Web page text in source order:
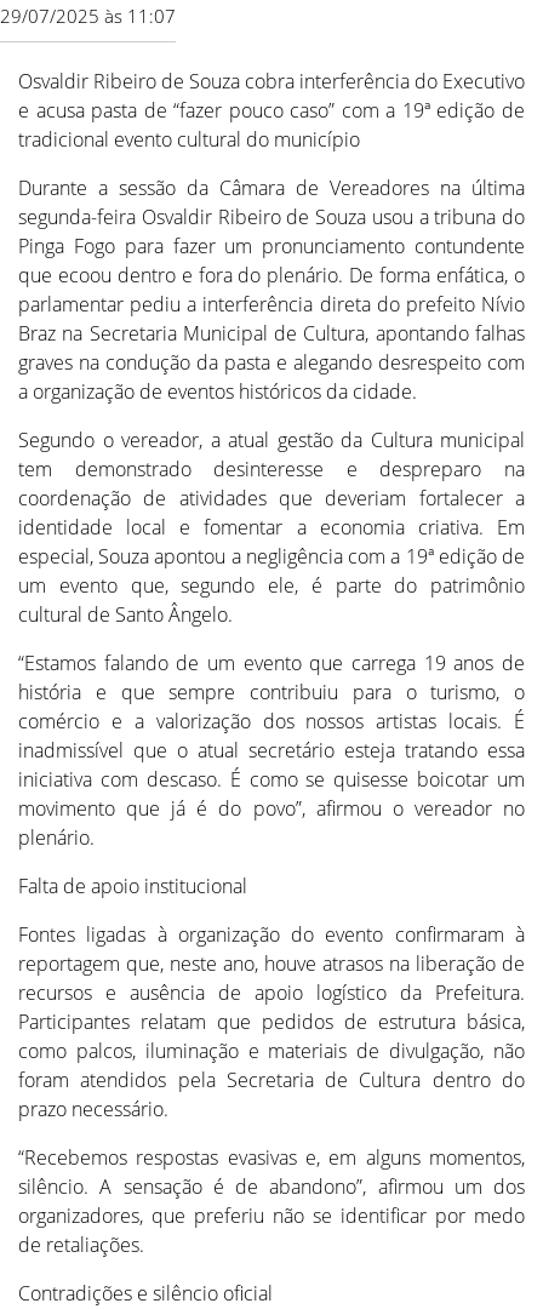
29/07/2025 às 11:07
Osvaldir Ribeiro de Souza cobra interferência do Executivo
e acusa pasta de “fazer pouco caso” com a 19ª edição de
tradicional evento cultural do município
Durante a sessão da Câmara de Vereadores na última
segunda-feira Osvaldir Ribeiro de Souza usou a tribuna do
Pinga Fogo para fazer um pronunciamento contundente
que ecoou dentro e fora do plenário. De forma enfática, o
parlamentar pediu a interferência direta do prefeito Nívio
Braz na Secretaria Municipal de Cultura, apontando falhas
graves na condução da pasta e alegando desrespeito com
a organização de eventos históricos da cidade.
Segundo o vereador, a atual gestão da Cultura municipal
tem demonstrado desinteresse e despreparo na
coordenação de atividades que deveriam fortalecer a
identidade local e fomentar a economia criativa. Em
especial, Souza apontou a negligência com a 19ª edição de
um evento que, segundo ele, é parte do patrimônio
cultural de Santo Ângelo.
“Estamos falando de um evento que carrega 19 anos de
história e que sempre contribuiu para o turismo, o
comércio e a valorização dos nossos artistas locais. É
inadmissível que o atual secretário esteja tratando essa
iniciativa com descaso. É como se quisesse boicotar um
movimento que já é do povo”, afirmou o vereador no
plenário.
Falta de apoio institucional
Fontes ligadas à organização do evento confirmaram à
reportagem que, neste ano, houve atrasos na liberação de
recursos e ausência de apoio logístico da Prefeitura.
Participantes relatam que pedidos de estrutura básica,
como palcos, iluminação e materiais de divulgação, não
foram atendidos pela Secretaria de Cultura dentro do
prazo necessário.
“Recebemos respostas evasivas e, em alguns momentos,
silêncio. A sensação é de abandono”, afirmou um dos
organizadores, que preferiu não se identificar por medo
de retaliações.
Contradições e silêncio oficial